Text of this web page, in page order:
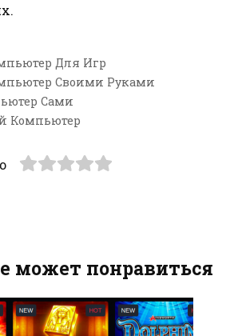
Для Игр
Своими Руками
Сами
Компьютер
может понравиться